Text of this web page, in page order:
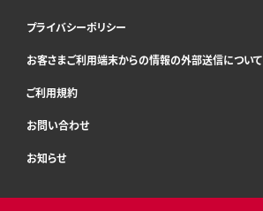
プライバシーポリシー
お客さまご利用端末からの情報の外部送信について
ご利用規約
お問い合わせ
お知らせ